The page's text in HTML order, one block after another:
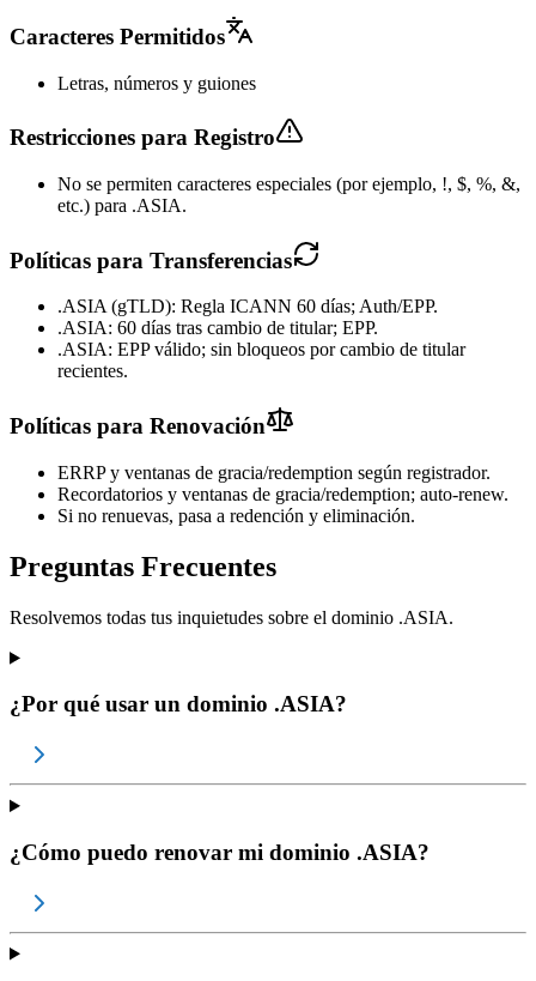
Caracteres Permitidos
Letras, números y guiones
Restricciones para Registro
No se permiten caracteres especiales (por ejemplo, !, $, %, &,
etc.) para .ASIA.
Políticas para Transferencias
.ASIA (gTLD): Regla ICANN 60 días; Auth/EPP.
.ASIA: 60 días tras cambio de titular; EPP.
.ASIA: EPP válido; sin bloqueos por cambio de titular
recientes.
Políticas para Renovación
ERRP y ventanas de gracia/redemption según registrador.
Recordatorios y ventanas de gracia/redemption; auto-renew.
Si no renuevas, pasa a redención y eliminación.
Preguntas Frecuentes
Resolvemos todas tus inquietudes sobre el dominio .ASIA.
¿Por qué usar un dominio .ASIA?
¿Cómo puedo renovar mi dominio .ASIA?